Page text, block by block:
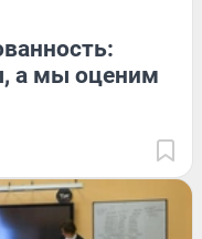
а мы оценим